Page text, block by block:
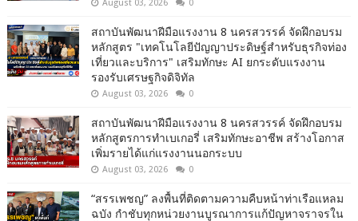
August 03, 2026 0
สถาบันพัฒนาฝีมือแรงงาน 8 นครสวรรค์ จัดฝึกอบรม
หลักสูตร "เทคโนโลยีปัญญาประดิษฐ์สำหรับธุรกิจท่อง
เที่ยวและบริการ" เสริมทักษะ AI ยกระดับแรงงาน
รองรับเศรษฐกิจดิจิทัล
August 03, 2026 0
สถาบันพัฒนาฝีมือแรงงาน 8 นครสวรรค์ จัดฝึกอบรม
หลักสูตรการทำเบเกอรี่ เสริมทักษะอาชีพ สร้างโอกาส
เพิ่มรายได้แก่แรงงานนอกระบบ
August 03, 2026 0
“สรรเพชญ” ลงพื้นที่ติดตามความคืบหน้าท่าเรือแหลม
ฉบัง กำชับทุกหน่วยงานบูรณาการแก้ปัญหาจราจรใน